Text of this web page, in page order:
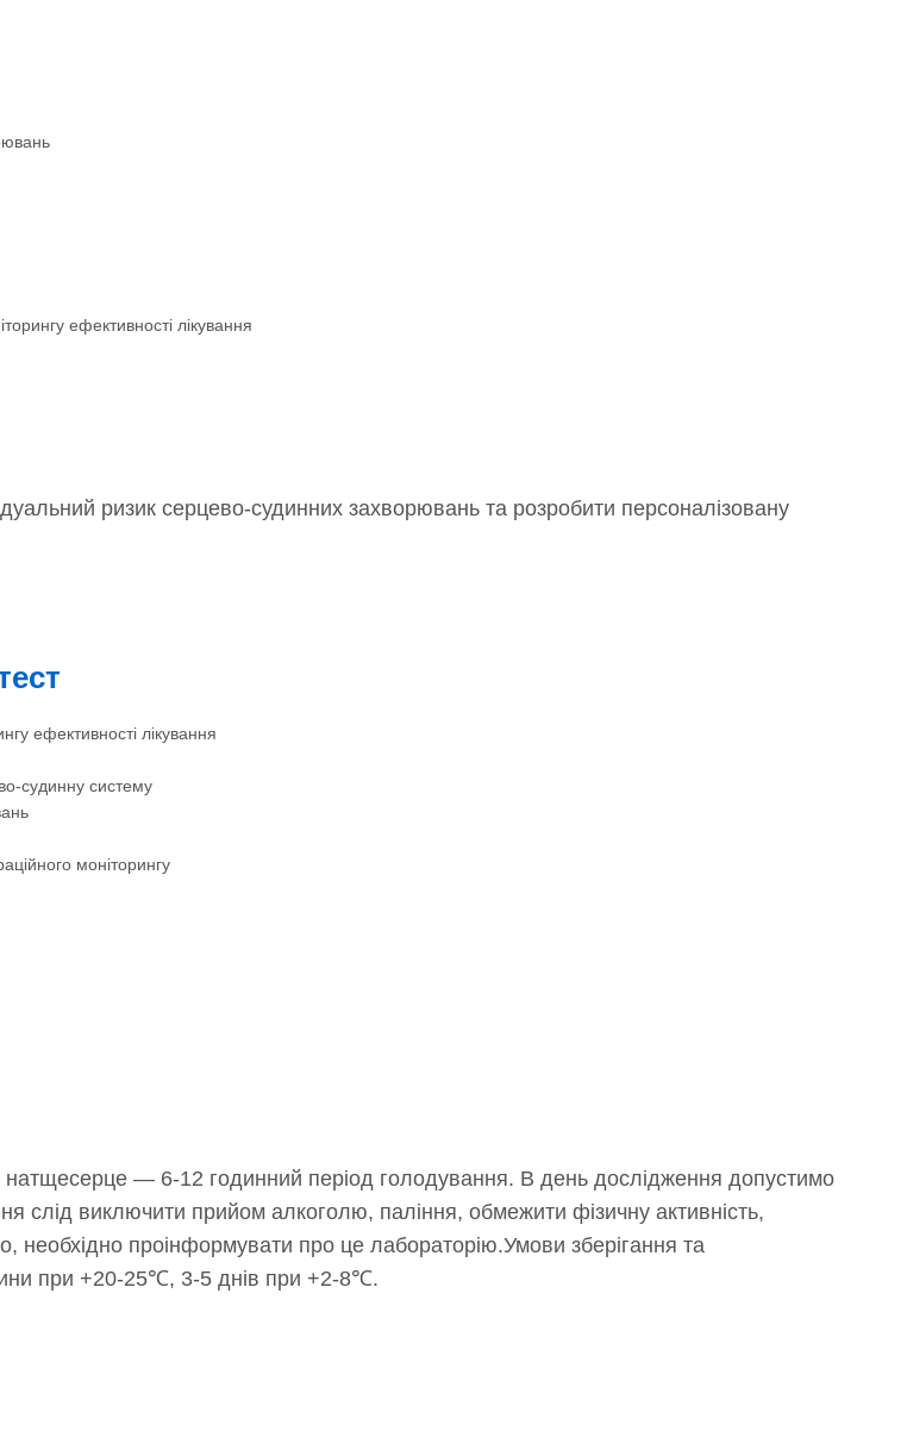
ефективності лікування
ризик серцево-судинних захворювань та розробити персоналізовану
ефективності лікування
судинну систему
моніторингу
— 6-12 годинний період голодування. В день дослідження допустимо
слід виключити прийом алкоголю, паління, обмежити фізичну активність,
необхідно проінформувати про це лабораторію.Умови зберігання та
при +20-25℃, 3-5 днів при +2-8℃.